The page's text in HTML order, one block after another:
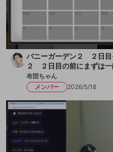
バニーガーデン２ ２日
２ ２日目の前にまずは一
布団ちゃん
メンバー
2026/5/18